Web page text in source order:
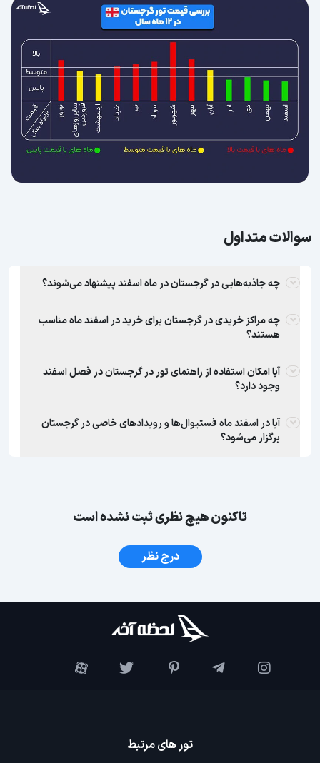
سوالات متداول
چه جاذبه‌هایی در گرجستان در ماه اسفند پیشنهاد می‌شوند؟
چه مراکز خریدی در گرجستان برای خرید در اسفند ماه مناسب
هستند؟
آیا امکان استفاده از راهنمای تور در گرجستان در فصل اسفند
وجود دارد؟
آیا در اسفند ماه فستیوال‌ها و رویدادهای خاصی در گرجستان
برگزار می‌شود؟
تاکنون هیچ نظری ثبت نشده است
درج نظر
تور های مرتبط